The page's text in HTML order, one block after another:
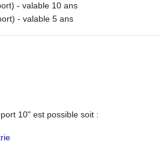
- valable 10 ans
- valable 5 ans
10" est possible soit :